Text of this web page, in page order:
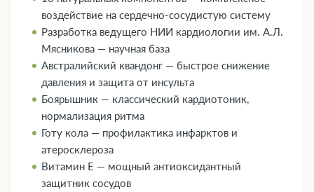
воздействие на сердечно-сосудистую систему
Разработка ведущего НИИ кардиологии им. А.Л.
Мясникова — научная база
Австралийский квандонг — быстрое снижение
давления и защита от инсульта
Боярышник — классический кардиотоник,
нормализация ритма
Готу кола — профилактика инфарктов и
атеросклероза
Витамин Е — мощный антиоксидантный
защитник сосудов